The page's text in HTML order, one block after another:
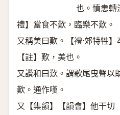
也。憤恚轉
禮】當食不歎，臨樂不歎。
又稱美曰歎。【禮·郊特牲
【註】歎，美也。
又讚和曰歎。謂歌尾曳聲以
歎。通作嘆。
又【集韻】【韻會】他干切